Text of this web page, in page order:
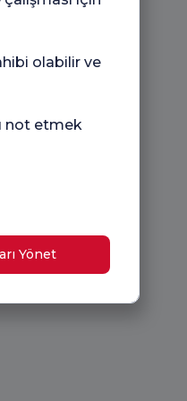
olabilir ve
not etmek
Yönet